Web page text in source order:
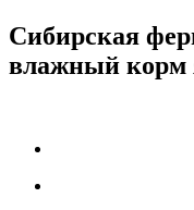
Сибирская
влажный корм